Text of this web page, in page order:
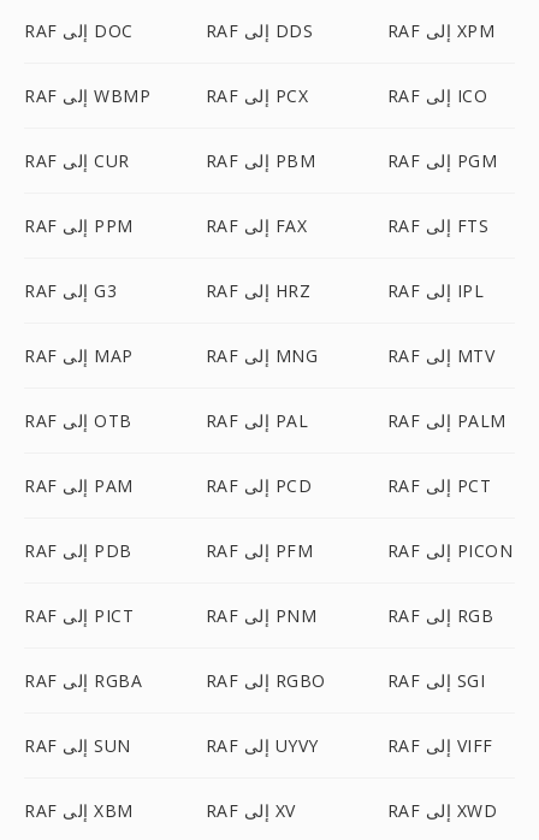
RAF إلى DOC RAF إلى DDS RAF إلى XPM
RAF إلى WBMP RAF إلى PCX RAF إلى ICO
RAF إلى CUR RAF إلى PBM RAF إلى PGM
RAF إلى PPM RAF إلى FAX RAF إلى FTS
RAF إلى G3 RAF إلى HRZ RAF إلى IPL
RAF إلى MAP RAF إلى MNG RAF إلى MTV
RAF إلى OTB RAF إلى PAL RAF إلى PALM
RAF إلى PAM RAF إلى PCD RAF إلى PCT
RAF إلى PDB RAF إلى PFM RAF إلى PICON
RAF إلى PICT RAF إلى PNM RAF إلى RGB
RAF إلى RGBA RAF إلى RGBO RAF إلى SGI
RAF إلى SUN RAF إلى UYVY RAF إلى VIFF
RAF إلى XBM RAF إلى XV RAF إلى XWD